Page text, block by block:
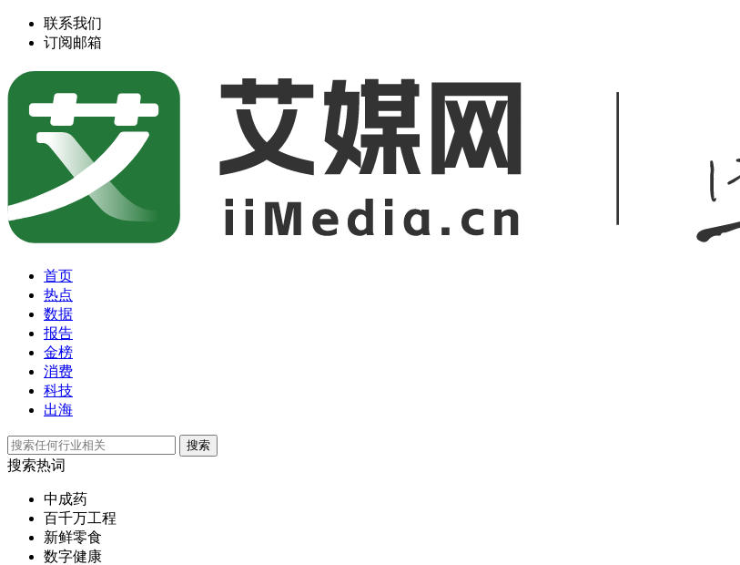
联系我们
订阅邮箱
首页
热点
数据
报告
金榜
消费
科技
出海
搜索
搜索热词
中成药
百千万工程
新鲜零食
数字健康